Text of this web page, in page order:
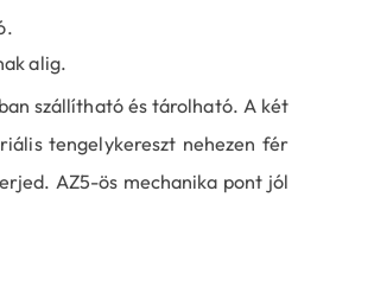
alig.
szállítható és tárolható. A két
tengelykereszt nehezen fér
AZ5-ös mechanika pont jól